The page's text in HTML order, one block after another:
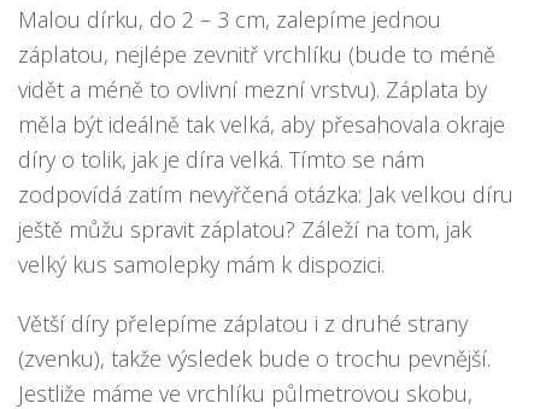
Malou dírku, do 2 – 3 cm, zalepíme jednou
záplatou, nejlépe zevnitř vrchlíku (bude to méně
vidět a méně to ovlivní mezní vrstvu). Záplata by
měla být ideálně tak velká, aby přesahovala okraje
díry o tolik, jak je díra velká. Tímto se nám
zodpovídá zatím nevyřčená otázka: Jak velkou díru
ještě můžu spravit záplatou? Záleží na tom, jak
velký kus samolepky mám k dispozici.
Větší díry přelepíme záplatou i z druhé strany
(zvenku), takže výsledek bude o trochu pevnější.
Jestliže máme ve vrchlíku půlmetrovou skobu,